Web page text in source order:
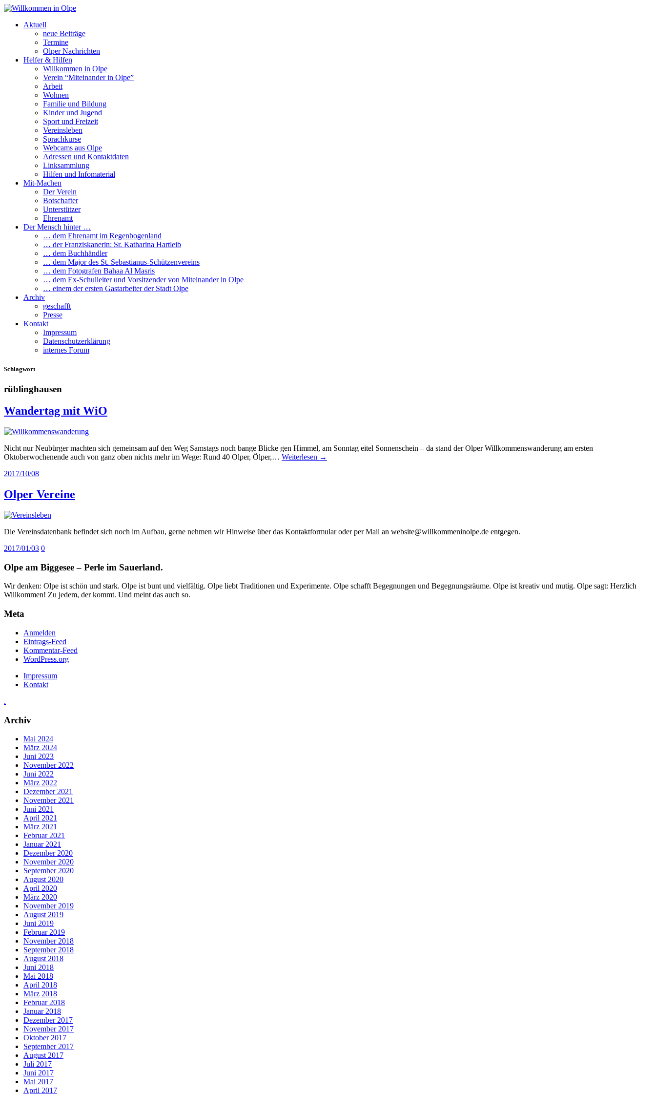
Aktuell
neue Beiträge
Termine
Olper Nachrichten
Helfer & Hilfen
Willkommen in Olpe
Verein “Miteinander in Olpe”
Arbeit
Wohnen
Familie und Bildung
Kinder und Jugend
Sport und Freizeit
Vereinsleben
Sprachkurse
Webcams aus Olpe
Adressen und Kontaktdaten
Linksammlung
Hilfen und Infomaterial
Mit-Machen
Der Verein
Botschafter
Unterstützer
Ehrenamt
Der Mensch hinter …
… dem Ehrenamt im Regenbogenland
… der Franziskanerin: Sr. Katharina Hartleib
… dem Buchhändler
… dem Major des St. Sebastianus-Schützenvereins
… dem Fotografen Bahaa Al Masris
… dem Ex-Schulleiter und Vorsitzender von Miteinander in Olpe
… einem der ersten Gastarbeiter der Stadt Olpe
Archiv
geschafft
Presse
Kontakt
Impressum
Datenschutzerklärung
internes Forum
Schlagwort
rüblinghausen
Wandertag mit WiO
Nicht nur Neubürger machten sich gemeinsam auf den Weg Samstags noch bange Blicke gen Himmel, am Sonntag eitel Sonnenschein – da stand der Olper Willkommenswanderung am ersten
Oktoberwochenende auch von ganz oben nichts mehr im Wege: Rund 40 Olper, Ölper,… Weiterlesen →
2017/10/08
Olper Vereine
Die Vereinsdatenbank befindet sich noch im Aufbau, gerne nehmen wir Hinweise über das Kontaktformular oder per Mail an website@willkommeninolpe.de entgegen.
2017/01/03 0
Olpe am Biggesee – Perle im Sauerland.
Wir denken: Olpe ist schön und stark. Olpe ist bunt und vielfältig. Olpe liebt Traditionen und Experimente. Olpe schafft Begegnungen und Begegnungsräume. Olpe ist kreativ und mutig. Olpe sagt: Herzlich
Willkommen! Zu jedem, der kommt. Und meint das auch so.
Meta
Anmelden
Eintrags-Feed
Kommentar-Feed
WordPress.org
Impressum
Kontakt
.
Archiv
Mai 2024
März 2024
Juni 2023
November 2022
Juni 2022
März 2022
Dezember 2021
November 2021
Juni 2021
April 2021
März 2021
Februar 2021
Januar 2021
Dezember 2020
November 2020
September 2020
August 2020
April 2020
März 2020
November 2019
August 2019
Juni 2019
Februar 2019
November 2018
September 2018
August 2018
Juni 2018
Mai 2018
April 2018
März 2018
Februar 2018
Januar 2018
Dezember 2017
November 2017
Oktober 2017
September 2017
August 2017
Juli 2017
Juni 2017
Mai 2017
April 2017